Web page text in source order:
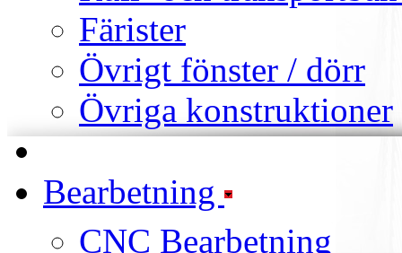
Färister
Övrigt fönster / dörr
Övriga konstruktioner
Bearbetning
CNC Bearbetning